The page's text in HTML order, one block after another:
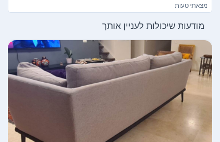
מצאתי טעות
מודעות שיכולות לעניין אותך